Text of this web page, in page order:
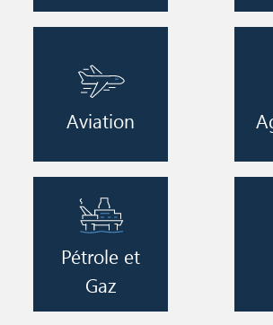
Image
Aviation
Image
Pétrole et
Gaz